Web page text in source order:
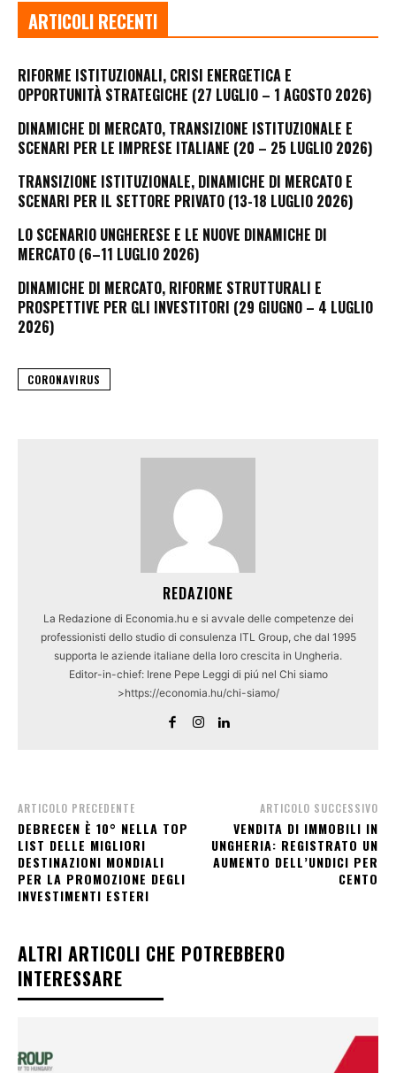
ARTICOLI RECENTI
RIFORME ISTITUZIONALI, CRISI ENERGETICA E
OPPORTUNITÀ STRATEGICHE (27 LUGLIO – 1 AGOSTO 2026)
DINAMICHE DI MERCATO, TRANSIZIONE ISTITUZIONALE E
SCENARI PER LE IMPRESE ITALIANE (20 – 25 LUGLIO 2026)
TRANSIZIONE ISTITUZIONALE, DINAMICHE DI MERCATO E
SCENARI PER IL SETTORE PRIVATO (13-18 LUGLIO 2026)
LO SCENARIO UNGHERESE E LE NUOVE DINAMICHE DI
MERCATO (6–11 LUGLIO 2026)
DINAMICHE DI MERCATO, RIFORME STRUTTURALI E
PROSPETTIVE PER GLI INVESTITORI (29 GIUGNO – 4 LUGLIO
2026)
CORONAVIRUS
REDAZIONE
La Redazione di Economia.hu e si avvale delle competenze dei
professionisti dello studio di consulenza ITL Group, che dal 1995
supporta le aziende italiane della loro crescita in Ungheria.
Editor-in-chief: Irene Pepe Leggi di piú nel Chi siamo
>https://economia.hu/chi-siamo/
ARTICOLO PRECEDENTE
DEBRECEN È 10° NELLA TOP
LIST DELLE MIGLIORI
DESTINAZIONI MONDIALI
PER LA PROMOZIONE DEGLI
INVESTIMENTI ESTERI
ARTICOLO SUCCESSIVO
VENDITA DI IMMOBILI IN
UNGHERIA: REGISTRATO UN
AUMENTO DELL’UNDICI PER
CENTO
ALTRI ARTICOLI CHE POTREBBERO
INTERESSARE